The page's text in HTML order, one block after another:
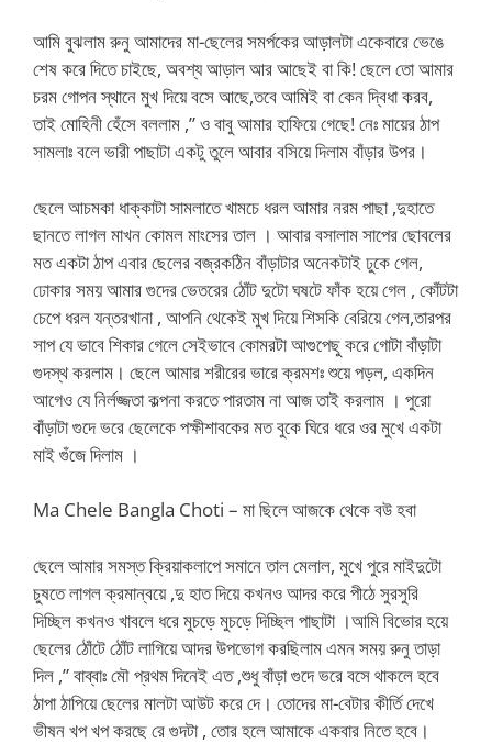
আমি বুঝলাম রুনু আমাদের মা-ছেলের সমর্পকের আড়ালটা একেবারে ভেঙে
শেষ করে দিতে চাইছে, অবশ্য আড়াল আর আছেই বা কি! ছেলে তো আমার
চরম গোপন স্থানে মুখ দিয়ে বসে আছে,তবে আমিই বা কেন দ্বিধা করব,
তাই মোহিনী হেঁসে বললাম ,” ও বাবু আমার হাফিয়ে গেছে! নেঃ মায়ের ঠাপ
সামলাঃ বলে ভারী পাছাটা একটু তুলে আবার বসিয়ে দিলাম বাঁড়ার উপর।
ছেলে আচমকা ধাক্কাটা সামলাতে খামচে ধরল আমার নরম পাছা ,দুহাতে
ছানতে লাগল মাখন কোমল মাংসের তাল । আবার বসালাম সাপের ছোবলের
মত একটা ঠাপ এবার ছেলের বজ্রকঠিন বাঁড়াটার অনেকটাই ঢুকে গেল,
ঢোকার সময় আমার গুদের ভেতরের ঠোঁট দুটো ঘষটে ফাঁক হয়ে গেল , কোঁটটা
চেপে ধরল যন্তরখানা , আপনি থেকেই মুখ দিয়ে শিসকি বেরিয়ে গেল,তারপর
সাপ যে ভাবে শিকার গেলে সেইভাবে কোমরটা আগুপেছু করে গোটা বাঁড়াটা
গুদস্থ করলাম। ছেলে আমার শরীরের ভারে ক্রমশঃ শুয়ে পড়ল, একদিন
আগেও যে নির্লজ্জতা কল্পনা করতে পারতাম না আজ তাই করলাম । পুরো
বাঁড়াটা গুদে ভরে ছেলেকে পক্ষীশাবকের মত বুকে ঘিরে ধরে ওর মুখে একটা
মাই গুঁজে দিলাম ।
Ma Chele Bangla Choti – মা ছিলে আজকে থেকে বউ হবা
ছেলে আমার সমস্ত ক্রিয়াকলাপে সমানে তাল মেলাল, মুখে পুরে মাইদুটো
চুষতে লাগল ক্রমান্বয়ে ,দু হাত দিয়ে কখনও আদর করে পীঠে সুরসুরি
দিচ্ছিল কখনও খাবলে ধরে মুচড়ে মুচড়ে দিচ্ছিল পাছাটা ।আমি বিভোর হয়ে
ছেলের ঠোঁটে ঠোঁট লাগিয়ে আদর উপভোগ করছিলাম এমন সময় রুনু তাড়া
দিল ,” বাব্বাঃ মৌ প্রথম দিনেই এত ,শুধু বাঁড়া গুদে ভরে বসে থাকলে হবে
ঠাপা ঠাপিয়ে ছেলের মালটা আউট করে দে। তোদের মা-বেটার কীর্তি দেখে
ভীষন খপ খপ করছে রে গুদটা , তোর হলে আমাকে একবার নিতে হবে।